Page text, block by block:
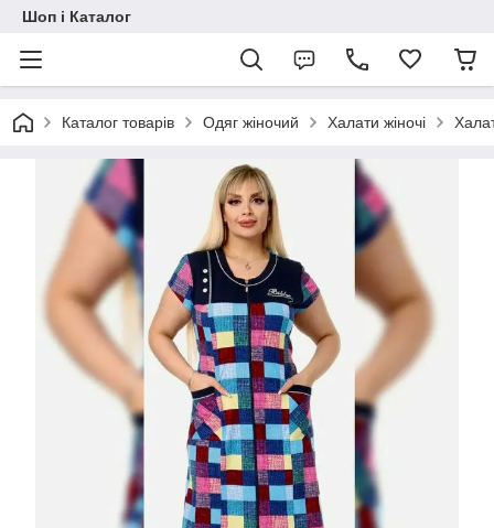
Шоп і Каталог
Каталог товарів Одяг жіночий Халати жіночі